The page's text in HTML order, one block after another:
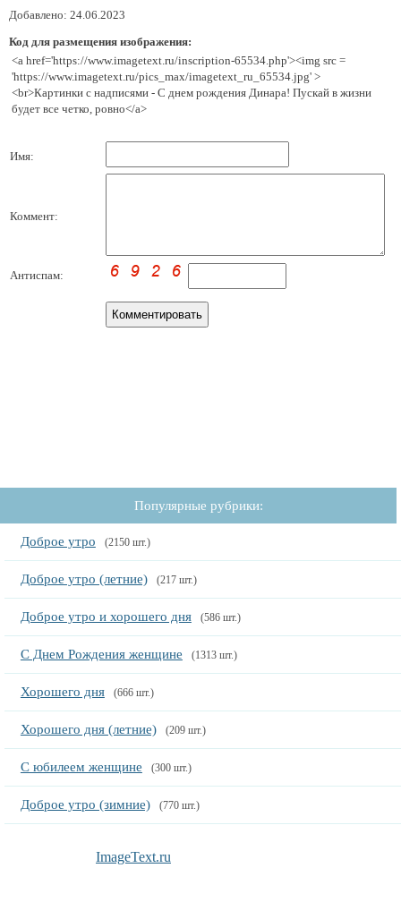
Добавлено: 24.06.2023
Код для размещения изображения:
<a href='https://www.imagetext.ru/inscription-65534.php'><img src =
'https://www.imagetext.ru/pics_max/imagetext_ru_65534.jpg' >
<br>Картинки с надписями - С днем рождения Динара! Пускай в жизни
будет все четко, ровно</a>
Имя:
Коммент:
Антиспам:
Популярные рубрики:
Доброе утро (2150 шт.)
Доброе утро (летние) (217 шт.)
Доброе утро и хорошего дня (586 шт.)
С Днем Рождения женщине (1313 шт.)
Хорошего дня (666 шт.)
Хорошего дня (летние) (209 шт.)
С юбилеем женщине (300 шт.)
Доброе утро (зимние) (770 шт.)
ImageText.ru